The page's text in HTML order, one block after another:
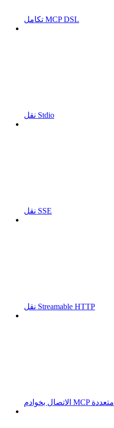
تكامل MCP DSL
نقل Stdio
نقل SSE
نقل Streamable HTTP
الاتصال بخوادم MCP متعددة